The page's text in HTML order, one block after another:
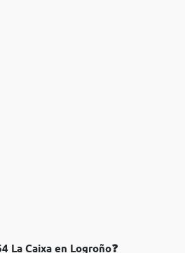
Caixa en Logroño❓